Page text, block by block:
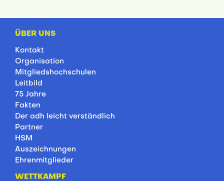
ÜBER UNS
Kontakt
Organisation
Mitgliedshochschulen
Leitbild
75 Jahre
Fakten
Der adh leicht verständlich
Partner
HSM
Auszeichnungen
Ehrenmitglieder
WETTKAMPF